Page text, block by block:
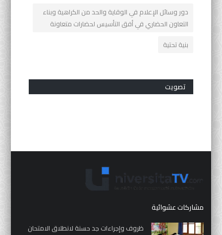
دور وسائل الإعلام في الوقاية والحد من الكراهية وبناء
التعاون الحضاري في أفق التأسيس لحضارات متعاونة
بنية تحتية
تصويت
مشاركات عشوائية
ظروف وإجراءات جد حسنة لانطلاق الامتحان